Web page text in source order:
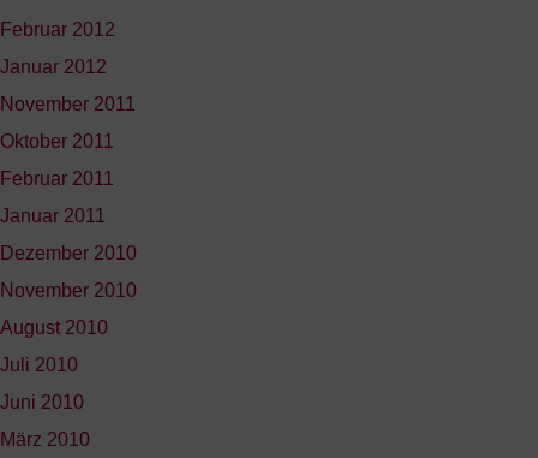
Februar 2012
Januar 2012
November 2011
Oktober 2011
Februar 2011
Januar 2011
Dezember 2010
November 2010
August 2010
Juli 2010
Juni 2010
März 2010